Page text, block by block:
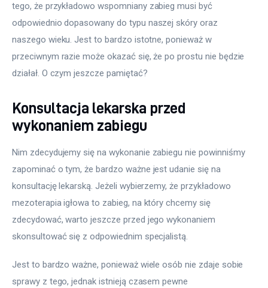
tego, że przykładowo wspomniany zabieg musi być
odpowiednio dopasowany do typu naszej skóry oraz
naszego wieku. Jest to bardzo istotne, ponieważ w
przeciwnym razie może okazać się, że po prostu nie będzie
działał. O czym jeszcze pamiętać?
Konsultacja lekarska przed
wykonaniem zabiegu
Nim zdecydujemy się na wykonanie zabiegu nie powinniśmy
zapominać o tym, że bardzo ważne jest udanie się na
konsultację lekarską. Jeżeli wybierzemy, że przykładowo
mezoterapia igłowa to zabieg, na który chcemy się
zdecydować, warto jeszcze przed jego wykonaniem
skonsultować się z odpowiednim specjalistą.
Jest to bardzo ważne, ponieważ wiele osób nie zdaje sobie
sprawy z tego, jednak istnieją czasem pewne